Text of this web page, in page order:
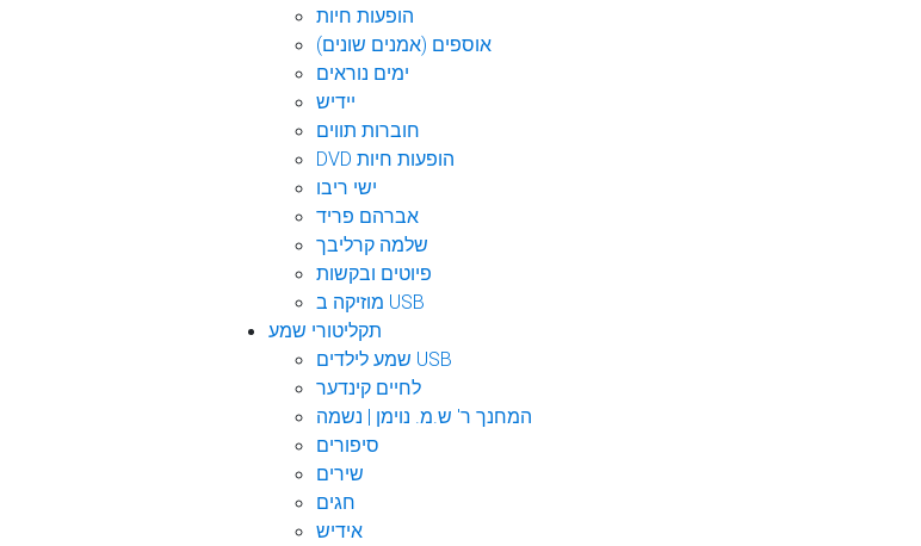
הופעות חיות
אוספים (אמנים שונים)
ימים נוראים
יידיש
חוברות תווים
DVD הופעות חיות
ישי ריבו
אברהם פריד
שלמה קרליבך
פיוטים ובקשות
מוזיקה ב USB
תקליטורי שמע
שמע לילדים USB
לחיים קינדער
המחנך ר' ש.מ. נוימן | נשמה
סיפורים
שירים
חגים
אידיש